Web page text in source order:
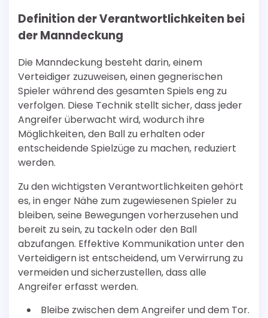
Definition der Verantwortlichkeiten bei
der Manndeckung
Die Manndeckung besteht darin, einem
Verteidiger zuzuweisen, einen gegnerischen
Spieler während des gesamten Spiels eng zu
verfolgen. Diese Technik stellt sicher, dass jeder
Angreifer überwacht wird, wodurch ihre
Möglichkeiten, den Ball zu erhalten oder
entscheidende Spielzüge zu machen, reduziert
werden.
Zu den wichtigsten Verantwortlichkeiten gehört
es, in enger Nähe zum zugewiesenen Spieler zu
bleiben, seine Bewegungen vorherzusehen und
bereit zu sein, zu tackeln oder den Ball
abzufangen. Effektive Kommunikation unter den
Verteidigern ist entscheidend, um Verwirrung zu
vermeiden und sicherzustellen, dass alle
Angreifer erfasst werden.
Bleibe zwischen dem Angreifer und dem Tor.